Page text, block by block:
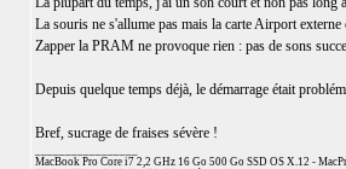
La souris ne s'allume pas mais la carte Airport externe
Zapper la PRAM ne provoque rien : pas de sons
Depuis quelque temps déjà, le démarrage était
Bref, sucrage de fraises sévère !
MacBook Pro Core i7 2,2 GHz 16 Go 500 Go SSD OS X.12 -